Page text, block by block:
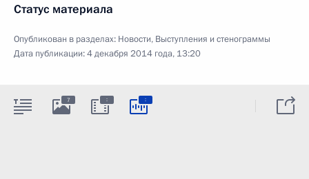
Статус материала
Опубликован в разделах: Новости, Выступления и стенограммы
Дата публикации:4 декабря 2014 года, 13:20
7 : :